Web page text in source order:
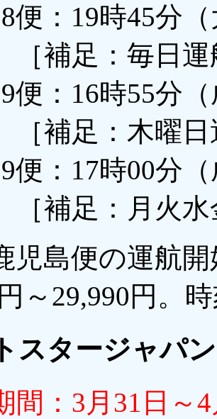
便：19時45分
［補足：毎日運
便：16時55分
［補足：木曜
便：17時00分
［補足：月火
島便の運航開
～29,990円。
スタージャパ
間：3月31日～